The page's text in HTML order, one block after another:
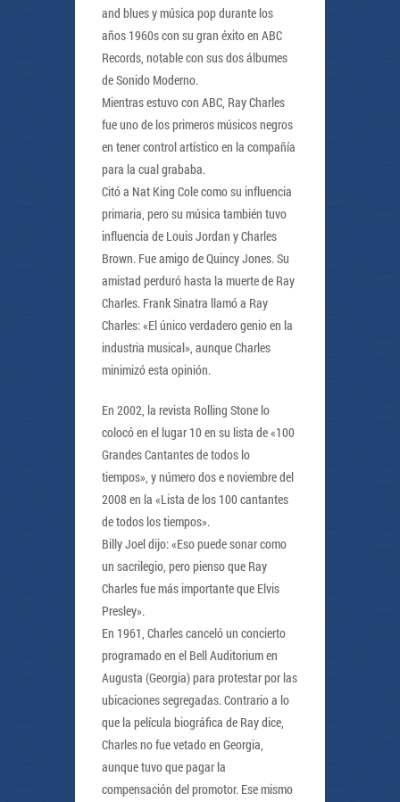
and blues y música pop durante los
años 1960s con su gran éxito en ABC
Records, notable con sus dos álbumes
de Sonido Moderno.
Mientras estuvo con ABC, Ray Charles
fue uno de los primeros músicos negros
en tener control artístico en la compañía
para la cual grababa.
Citó a Nat King Cole como su influencia
primaria, pero su música también tuvo
influencia de Louis Jordan y Charles
Brown. Fue amigo de Quincy Jones. Su
amistad perduró hasta la muerte de Ray
Charles. Frank Sinatra llamó a Ray
Charles: «El único verdadero genio en la
industria musical», aunque Charles
minimizó esta opinión.
En 2002, la revista Rolling Stone lo
colocó en el lugar 10 en su lista de «100
Grandes Cantantes de todos lo
tiempos», y número dos e noviembre del
2008 en la «Lista de los 100 cantantes
de todos los tiempos».
Billy Joel dijo: «Eso puede sonar como
un sacrilegio, pero pienso que Ray
Charles fue más importante que Elvis
Presley».
En 1961, Charles canceló un concierto
programado en el Bell Auditorium en
Augusta (Georgia) para protestar por las
ubicaciones segregadas. Contrario a lo
que la película biográfica de Ray dice,
Charles no fue vetado en Georgia,
aunque tuvo que pagar la
compensación del promotor. Ese mismo